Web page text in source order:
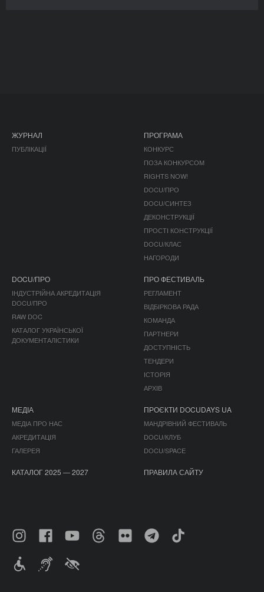
ЖУРНАЛ
ПУБЛІКАЦІЇ
ПРОГРАМА
КОНКУРС
ПОЗА КОНКУРСОМ
RIGHTS NOW!
DOCU/ПРО
DOCU/СИНТЕЗ
ДЕКОНСТРУКЦІЇ
ПРОСТІ КОНСТРУКЦІЇ
DOCU/КЛАС
НАГОРОДИ
DOCU/ПРО
ІНДУСТРІЙНА АКРЕДИТАЦІЯ
DOCU/ПРО
RAW DOC
КАТАЛОГ УКРАЇНСЬКОЇ
ДОКУМЕНТАЛІСТИКИ
ПРО ФЕСТИВАЛЬ
РЕГЛАМЕНТ
ВІДБІРКОВА РАДА
КОМАНДА
ПАРТНЕРИ
ДОСТУПНІСТЬ
ТЕНДЕРИ
ІСТОРІЯ
АРХІВ
МЕДІА
МЕДІА ПРО НАС
АКРЕДИТАЦІЯ
ГАЛЕРЕЯ
ПРОЄКТИ DOCUDAYS UA
МАНДРІВНИЙ ФЕСТИВАЛЬ
DOCU/КЛУБ
DOCU/SPACE
КАТАЛОГ 2025 — 2027 ПРАВИЛА САЙТУ